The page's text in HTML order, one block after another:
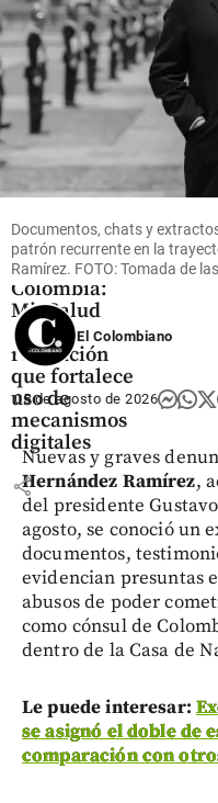
share
Salud
Actualizan
reglas para
telemedicina
en
Colombia:
MinSalud
sacó
resolución
que fortalece
uso de
mecanismos
digitales
share
Documentos, chats y
patrón recurrente en la
Ramírez. FOTO: Tomada de
El Colombiano
05 de agosto de 2026
Nuevas y graves
Hernández Ramírez,
del presidente
agosto, se conoció un
documentos,
evidencian presuntas
abusos de poder
como cónsul de
dentro de la Casa de
Le puede interesar:
se asignó el doble de
comparación con